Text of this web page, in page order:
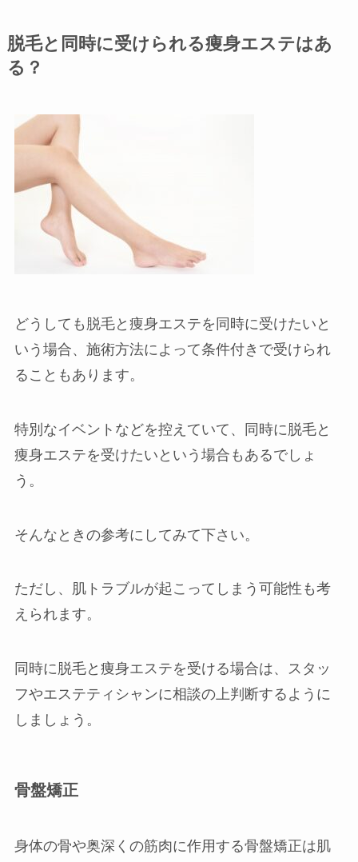
脱毛と同時に受けられる痩身エステはあ
る？
どうしても脱毛と痩身エステを同時に受けたいと
いう場合、施術方法によって条件付きで受けられ
ることもあります。
特別なイベントなどを控えていて、同時に脱毛と
痩身エステを受けたいという場合もあるでしょ
う。
そんなときの参考にしてみて下さい。
ただし、肌トラブルが起こってしまう可能性も考
えられます。
同時に脱毛と痩身エステを受ける場合は、スタッ
フやエステティシャンに相談の上判断するように
しましょう。
骨盤矯正
身体の骨や奥深くの筋肉に作用する骨盤矯正は肌